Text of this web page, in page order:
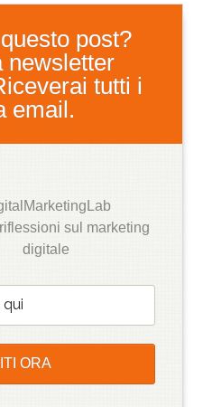
post?
newsletter
tutti i
email.
sul marketing
digitale